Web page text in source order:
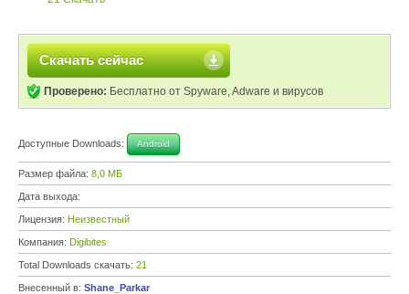
Скачать сейчас
Проверено: Бесплатно от Spyware, Adware и вирусов
Доступные Downloads: Android
Размер файла: 8,0 МБ
Дата выхода:
Лицензия: Неизвестный
Компания: Digibites
Total Downloads скачать: 21
Внесенный в: Shane_Parkar